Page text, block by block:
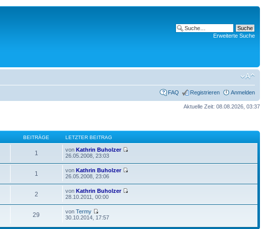
Erweiterte Suche
FAQ Registrieren Anmelden
Aktuelle Zeit: 08.08.2026, 03:37
BEITRÄGE LETZTER BEITRAG
1 vonKathrin Buholzer
26.05.2008, 23:03
1 vonKathrin Buholzer
26.05.2008, 23:06
2 vonKathrin Buholzer
28.10.2011, 00:00
29 vonTermy
30.10.2014, 17:57